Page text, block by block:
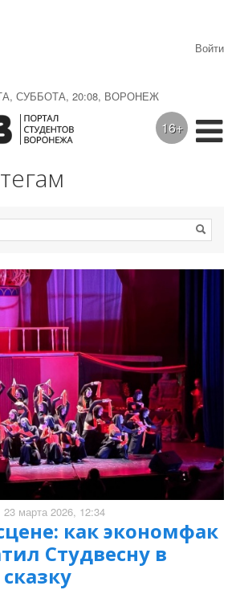
СУББОТА, 20:08, ВОРОНЕЖ
Войти
16+
23 марта 2026, 12:34
как экономфак
Студвесну в